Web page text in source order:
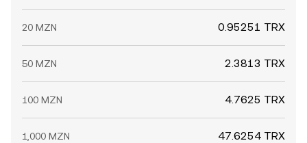
20 MZN 0.95251 TRX
50 MZN 2.3813 TRX
100 MZN 4.7625 TRX
1,000 MZN 47.6254 TRX